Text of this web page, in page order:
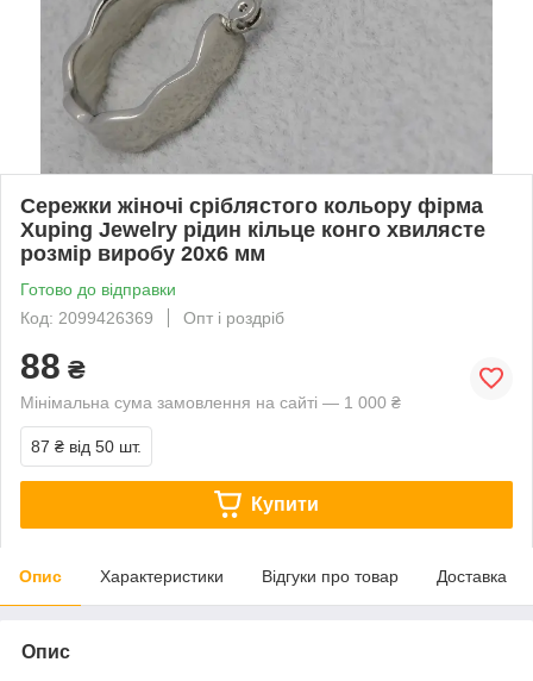
Сережки жіночі сріблястого кольору фірма
Xuping Jewelry рідин кільце конго хвилясте
розмір виробу 20х6 мм
Готово до відправки
Код: 2099426369
Опт і роздріб
88 ₴
Мінімальна сума замовлення на сайті — 1 000 ₴
87 ₴ від 50 шт.
Купити
Опис Характеристики Відгуки про товар Доставка
Опис